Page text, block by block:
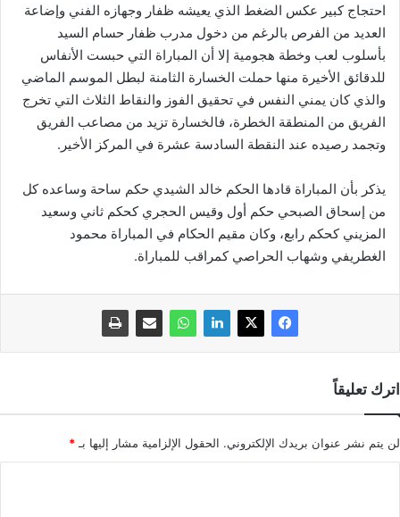
احتجاج كبير عكس الضغط الذي يعيشه ظفار وجهازه الفني وإضاعة
العديد من الفرص بالرغم من دخول مدرب ظفار حسام السيد
بأسلوب لعب وخطة هجومية إلا أن المباراة التي حبست الأنفاس
للدقائق الأخيرة منها حملت الخسارة الثامنة لبطل الموسم الماضي
والذي كان يمني النفس في تحقيق الفوز والنقاط الثلاث التي تخرج
الفريق من المنطقة الخطرة، فالخسارة تزيد من مصاعب الفريق
وتجمد رصيده عند النقطة السادسة عشرة في المركز الأخير.
يذكر بأن المباراة قادها الحكم خالد الشيدي حكم ساحة وساعده كل
من إسحاق الصبحي حكم أول وقيس الحجري كحكم ثاني وسعيد
المزيني كحكم رابع، وكان مقيم الحكام في المباراة محمود
الغطريفي وشهاب الحراصي كمراقب للمباراة.
اترك تعليقاً
لن يتم نشر عنوان بريدك الإلكتروني. الحقول الإلزامية مشار إليها بـ *